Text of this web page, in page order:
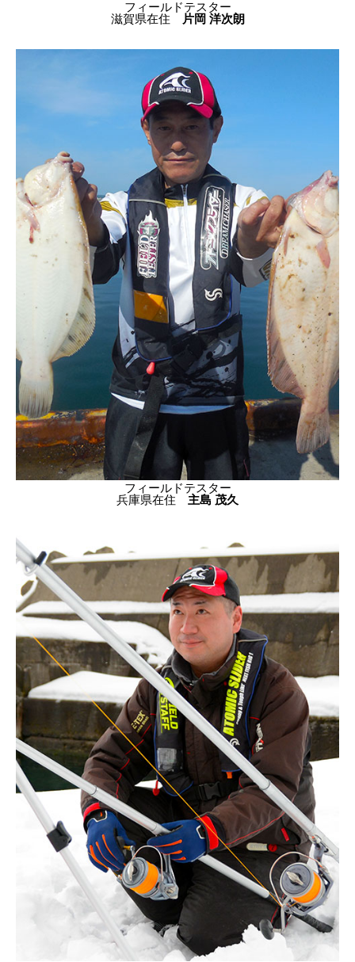
フィールドテスター
滋賀県在住
片岡 洋次朗
フィールドテスター
兵庫県在住 主島 茂久